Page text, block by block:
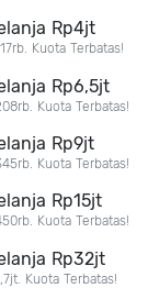
Rp4jt
Kuota Terbatas!
Rp6,5jt
Kuota Terbatas!
Rp9jt
Kuota Terbatas!
Rp15jt
Kuota Terbatas!
Rp32jt
Kuota Terbatas!